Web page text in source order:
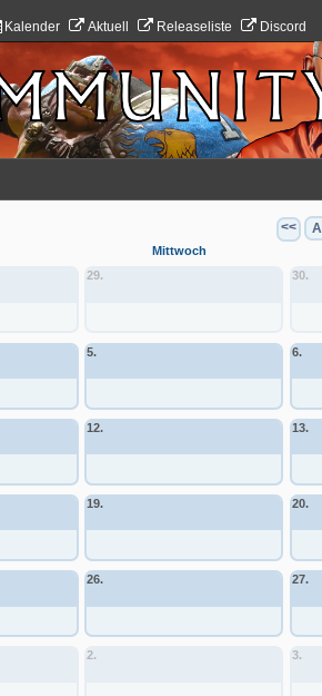
Kalender Aktuell Releaseliste Discord
<<
Mittwoch
29. 30.
5. 6.
12. 13.
19. 20.
26. 27.
2. 3.